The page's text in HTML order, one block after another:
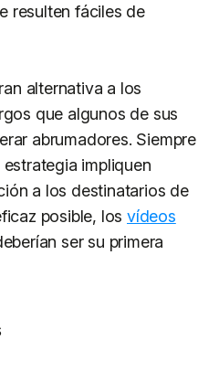
resulten fáciles de
alternativa a los
que algunos de sus
abrumadores. Siempre
impliquen
a los destinatarios de
posible, los vídeos
ser su primera